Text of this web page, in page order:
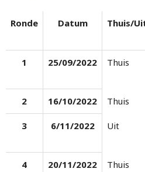
Ronde Datum Thuis/
1 25/09/2022 Thuis
2 16/10/2022 Thuis
3 6/11/2022 Uit
4 20/11/2022 Thuis